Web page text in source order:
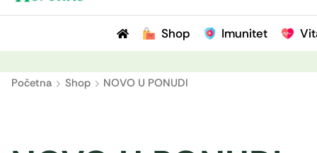
Shop Imunitet
Početna Shop NOVO U PONUDI